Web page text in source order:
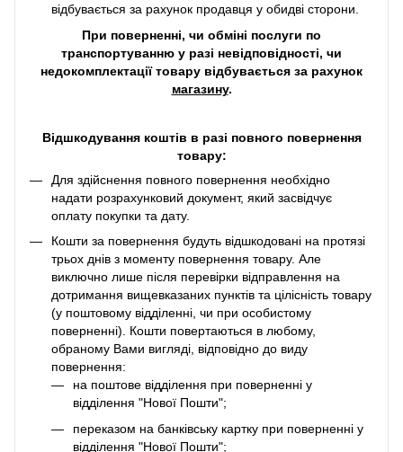
відбувається за рахунок продавця у обидві сторони.
При поверненні, чи обміні послуги по
транспортуванню у разі невідповідності, чи
недокомплектації товару відбувається за рахунок
магазину.
Відшкодування коштів в разі повного повернення
товару:
Для здійснення повного повернення необхідно
надати розрахунковий документ, який засвідчує
оплату покупки та дату.
Кошти за повернення будуть відшкодовані на протязі
трьох днів з моменту повернення товару. Але
виключно лише після перевірки відправлення на
дотримання вищевказаних пунктів та цілісність товару
(у поштовому відділенні, чи при особистому
поверненні). Кошти повертаються в любому,
обраному Вами вигляді, відповідно до виду
повернення:
на поштове відділення при поверненні у
відділення "Нової Пошти";
переказом на банківську картку при поверненні у
відділення "Нової Пошти";